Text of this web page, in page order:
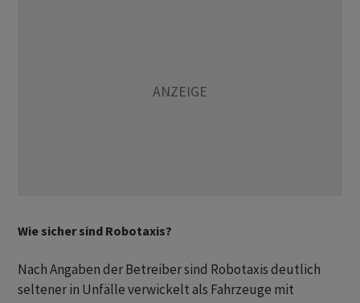
Wie sicher sind Robotaxis?
Nach Angaben der Betreiber sind Robotaxis deutlich
seltener in Unfälle verwickelt als Fahrzeuge mit